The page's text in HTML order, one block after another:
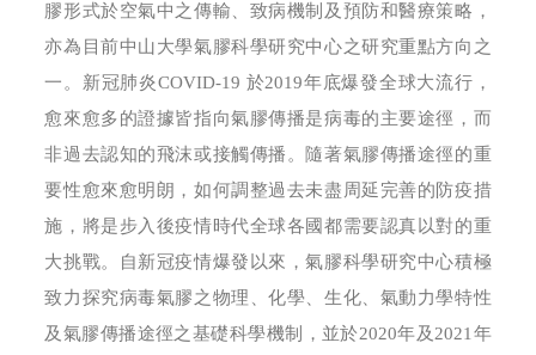
膠形式於空氣中之傳輸、致病機制及預防和醫療策略，
亦為目前中山大學氣膠科學研究中心之研究重點方向之
一。新冠肺炎COVID-19 於2019年底爆發全球大流行，
愈來愈多的證據皆指向氣膠傳播是病毒的主要途徑，而
非過去認知的飛沫或接觸傳播。隨著氣膠傳播途徑的重
要性愈來愈明朗，如何調整過去未盡周延完善的防疫措
施，將是步入後疫情時代全球各國都需要認真以對的重
大挑戰。自新冠疫情爆發以來，氣膠科學研究中心積極
致力探究病毒氣膠之物理、化學、生化、氣動力學特性
及氣膠傳播途徑之基礎科學機制，並於2020年及2021年